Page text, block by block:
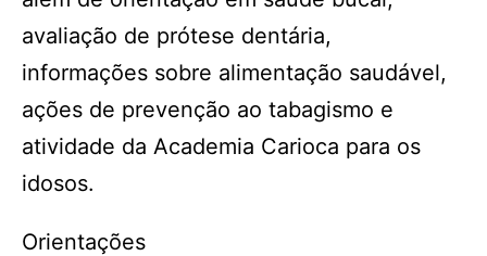
avaliação de prótese dentária,
informações sobre alimentação saudável,
ações de prevenção ao tabagismo e
atividade da Academia Carioca para os
idosos.
Orientações